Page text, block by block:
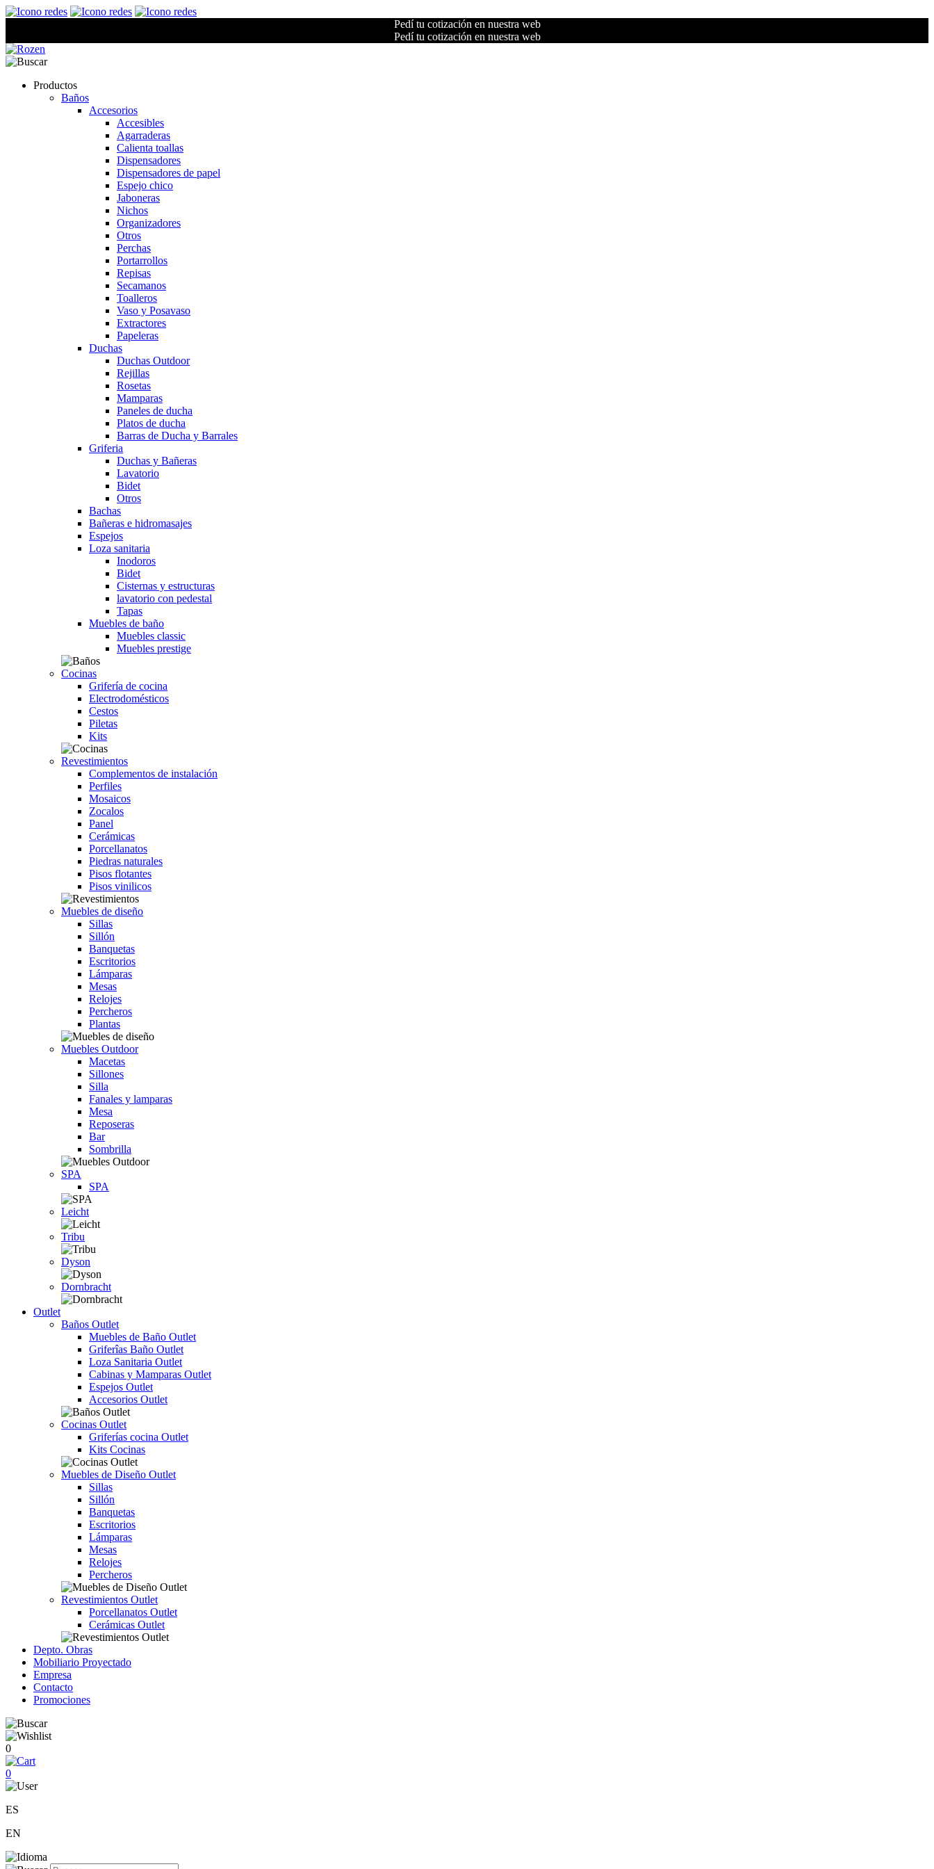
Pedí tu cotización en nuestra web
Pedí tu cotización en nuestra web
Productos
Baños
Accesorios
Accesibles
Agarraderas
Calienta toallas
Dispensadores
Dispensadores de papel
Espejo chico
Jaboneras
Nichos
Organizadores
Otros
Perchas
Portarrollos
Repisas
Secamanos
Toalleros
Vaso y Posavaso
Extractores
Papeleras
Duchas
Duchas Outdoor
Rejillas
Rosetas
Mamparas
Paneles de ducha
Platos de ducha
Barras de Ducha y Barrales
Griferia
Duchas y Bañeras
Lavatorio
Bidet
Otros
Bachas
Bañeras e hidromasajes
Espejos
Loza sanitaria
Inodoros
Bidet
Cisternas y estructuras
lavatorio con pedestal
Tapas
Muebles de baño
Muebles classic
Muebles prestige
Cocinas
Grifería de cocina
Electrodomésticos
Cestos
Piletas
Kits
Revestimientos
Complementos de instalación
Perfiles
Mosaicos
Zocalos
Panel
Cerámicas
Porcellanatos
Piedras naturales
Pisos flotantes
Pisos vinilicos
Muebles de diseño
Sillas
Sillón
Banquetas
Escritorios
Lámparas
Mesas
Relojes
Percheros
Plantas
Muebles Outdoor
Macetas
Sillones
Silla
Fanales y lamparas
Mesa
Reposeras
Bar
Sombrilla
SPA
SPA
Leicht
Tribu
Dyson
Dornbracht
Outlet
Baños Outlet
Muebles de Baño Outlet
Griferîas Baño Outlet
Loza Sanitaria Outlet
Cabinas y Mamparas Outlet
Espejos Outlet
Accesorios Outlet
Cocinas Outlet
Griferías cocina Outlet
Kits Cocinas
Muebles de Diseño Outlet
Sillas
Sillón
Banquetas
Escritorios
Lámparas
Mesas
Relojes
Percheros
Revestimientos Outlet
Porcellanatos Outlet
Cerámicas Outlet
Depto. Obras
Mobiliario Proyectado
Empresa
Contacto
Promociones
0
0
ES
EN